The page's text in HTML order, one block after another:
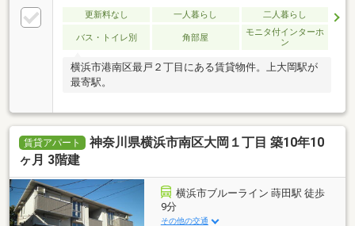
更新料なし 一人暮らし 二人暮らし
バス・トイレ別 角部屋
モニタ付インターホ
ン
横浜市港南区最戸２丁目にある賃貸物件。上大岡駅が
最寄駅。
賃貸アパート
神奈川県横浜市南区大岡１丁目 築10年10
ヶ月 3階建
横浜市ブルーライン 蒔田駅 徒歩
9分
その他の交通